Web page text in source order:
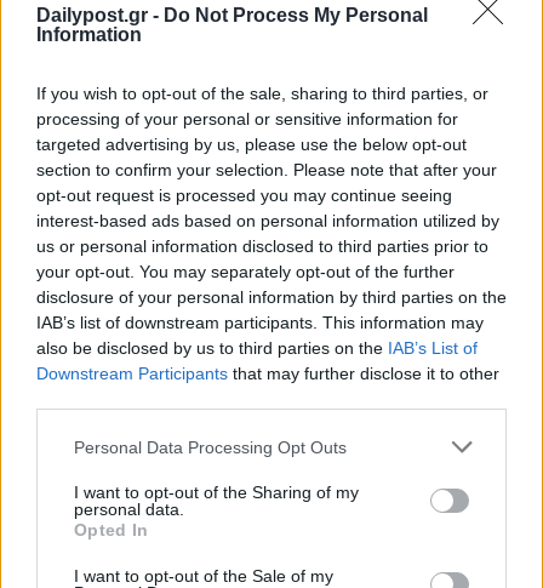
Dailypost.gr - Do Not Process My Personal
Information
If you wish to opt-out of the sale, sharing to third parties, or
processing of your personal or sensitive information for
targeted advertising by us, please use the below opt-out
section to confirm your selection. Please note that after your
opt-out request is processed you may continue seeing
interest-based ads based on personal information utilized by
us or personal information disclosed to third parties prior to
your opt-out. You may separately opt-out of the further
disclosure of your personal information by third parties on the
IAB’s list of downstream participants. This information may
also be disclosed by us to third parties on the IAB’s List of
Downstream Participants that may further disclose it to other
Personal Data Processing Opt Outs
I want to opt-out of the Sharing of my
personal data.
Opted In
I want to opt-out of the Sale of my